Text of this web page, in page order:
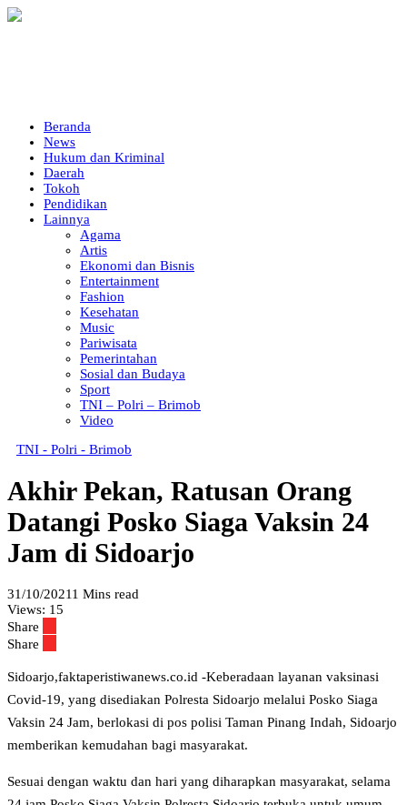
Beranda
News
Hukum dan Kriminal
Daerah
Tokoh
Pendidikan
Lainnya
Agama
Artis
Ekonomi dan Bisnis
Entertainment
Fashion
Kesehatan
Music
Pariwisata
Pemerintahan
Sosial dan Budaya
Sport
TNI – Polri – Brimob
Video
TNI - Polri - Brimob
Akhir Pekan, Ratusan Orang
Datangi Posko Siaga Vaksin 24
Jam di Sidoarjo
31/10/20211 Mins read
Views: 15
Share
Share
Sidoarjo,faktaperistiwanews.co.id -Keberadaan layanan vaksinasi
Covid-19, yang disediakan Polresta Sidoarjo melalui Posko Siaga
Vaksin 24 Jam, berlokasi di pos polisi Taman Pinang Indah, Sidoarjo
memberikan kemudahan bagi masyarakat.
Sesuai dengan waktu dan hari yang diharapkan masyarakat, selama